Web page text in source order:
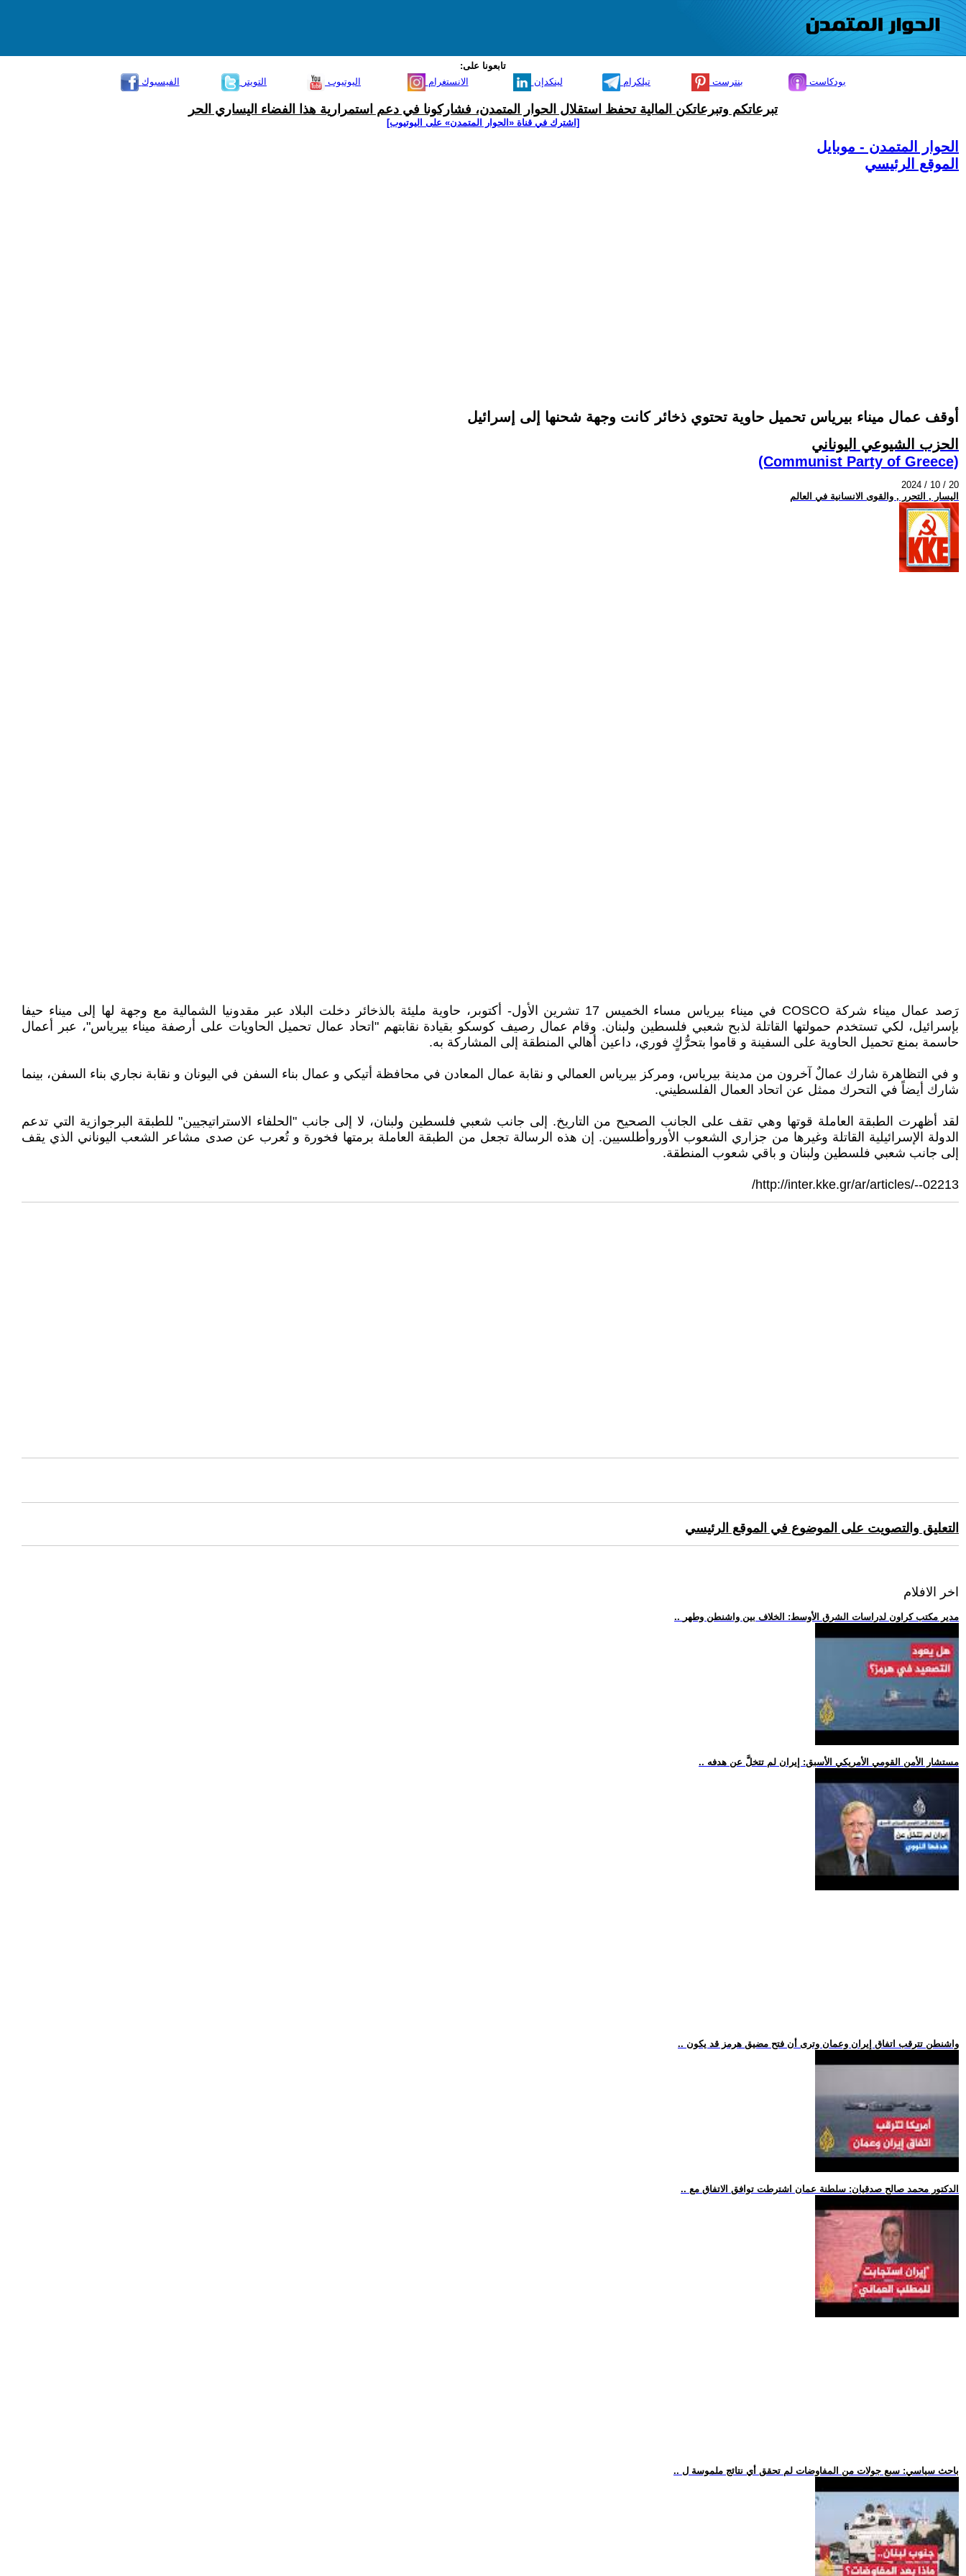
تابعونا على:
الفيسبوك
التويتر اليوتيوب الانستغرام لينكدإن تيلكرام بنترست بودكاست
تبرعاتكم وتبرعاتكن المالية تحفظ استقلال الحوار المتمدن، فشاركونا في دعم استمرارية هذا الفضاء اليساري الحر
[اشترك في قناة ‫«الحوار المتمدن» على اليوتيوب]
الحوار المتمدن - موبايل
الموقع الرئيسي
أوقف عمال ميناء بيرياس تحميل حاوية تحتوي ذخائر كانت وجهة شحنها إلى إسرائيل
الحزب الشيوعي اليوناني
(Communist Party of Greece)
2024 / 10 / 20
اليسار , التحرر , والقوى الانسانية في العالم
رَصد عمال ميناء شركة COSCO في ميناء بيرياس مساء الخميس 17 تشرين اﻷول- أكتوبر، حاوية مليئة بالذخائر دخلت البلاد عبر مقدونيا الشمالية مع وجهة لها إلى ميناء حيفا
بإسرائيل، لكي تستخدم حمولتها القاتلة لذبح شعبي فلسطين ولبنان. وقام عمال رصيف كوسكو بقيادة نقابتهم "اتحاد عمال تحميل الحاويات على أرصفة ميناء بيرياس"، عبر أعمال
حاسمة بمنع تحميل الحاوية على السفينة و قاموا بتحرُّكٍ فوري، داعين أهالي المنطقة إلى المشاركة به.
و في التظاهرة شارك عمالٌ آخرون من مدينة بيرياس، ومركز بيرياس العمالي و نقابة عمال المعادن في محافظة أتيكي و عمال بناء السفن في اليونان و نقابة نجاري بناء السفن، بينما
شارك أيضاً في التحرك ممثل عن اتحاد العمال الفلسطيني.
لقد أظهرت الطبقة العاملة قوتها وهي تقف على الجانب الصحيح من التاريخ. إلى جانب شعبي فلسطين ولبنان، لا إلى جانب "الحلفاء الاستراتيجيين" للطبقة البرجوازية التي تدعم
الدولة الإسرائيلية القاتلة وغيرها من جزاري الشعوب الأوروأطلسيين. إن هذه الرسالة تجعل من الطبقة العاملة برمتها فخورة و تُعرب عن صدى مشاعر الشعب اليوناني الذي يقف
إلى جانب شعبي فلسطين ولبنان و باقي شعوب المنطقة.
http://inter.kke.gr/ar/articles/--02213/
التعليق والتصويت على الموضوع في الموقع الرئيسي
اخر الافلام
.. مدير مكتب كراون لدراسات الشرق الأوسط: الخلاف بين واشنطن وطهر
.. مستشار الأمن القومي الأمريكي الأسبق: إيران لم تتخلَّ عن هدفه
.. واشنطن تترقب اتفاق إيران وعمان وترى أن فتح مضيق هرمز قد يكون
.. الدكتور محمد صالح صدقيان: سلطنة عمان اشترطت توافق الاتفاق مع
.. باحث سياسي: سبع جولات من المفاوضات لم تحقق أي نتائج ملموسة ل